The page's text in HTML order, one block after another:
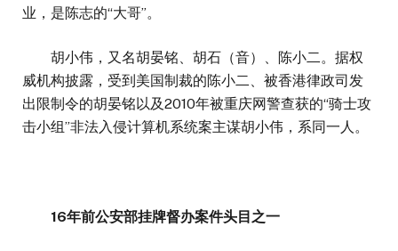
业，是陈志的“大哥”。
胡小伟，又名胡晏铭、胡石（音）、陈小二。据权
威机构披露，受到美国制裁的陈小二、被香港律政司发
出限制令的胡晏铭以及2010年被重庆网警查获的“骑士攻
击小组”非法入侵计算机系统案主谋胡小伟，系同一人。
16年前公安部挂牌督办案件头目之一